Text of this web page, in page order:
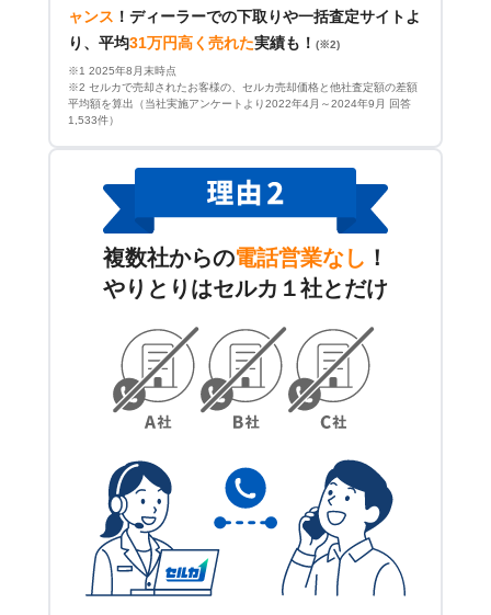
ャンス ！ ディーラーでの下取りや一括査定サイトよ
り、平均31万円高く売れた実績も！ (※2)
※1 2025年8月末時点
※2 セルカで売却されたお客様の、セルカ売却価格と他社査定額の差額
平均額を算出（当社実施アンケートより2022年4月～2024年9月 回答
1,533件）
複数社からの電話営業なし ！
やりとりはセルカ１社とだけ